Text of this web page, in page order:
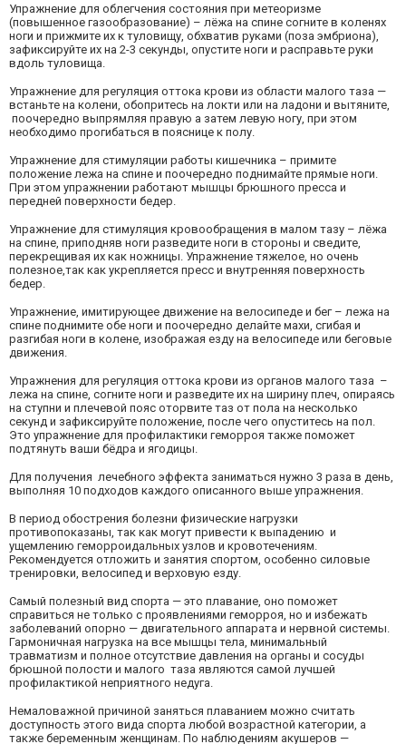
Упражнение для облегчения состояния при метеоризме
(повышенное газообразование) – лёжа на спине согните в коленях
ноги и прижмите их к туловищу, обхватив руками (поза эмбриона),
зафиксируйте их на 2-3 секунды, опустите ноги и расправьте руки
вдоль туловища.
Упражнение для регуляция оттока крови из области малого таза —
встаньте на колени, обопритесь на локти или на ладони и вытяните,
поочередно выпрямляя правую а затем левую ногу, при этом
необходимо прогибаться в пояснице к полу.
Упражнение для стимуляции работы кишечника – примите
положение лежа на спине и поочередно поднимайте прямые ноги.
При этом упражнении работают мышцы брюшного пресса и
передней поверхности бедер.
Упражнение для стимуляция кровообращения в малом тазу – лёжа
на спине, приподняв ноги разведите ноги в стороны и сведите,
перекрещивая их как ножницы. Упражнение тяжелое, но очень
полезное,так как укрепляется пресс и внутренняя поверхность
бедер.
Упражнение, имитирующее движение на велосипеде и бег – лежа на
спине поднимите обе ноги и поочередно делайте махи, сгибая и
разгибая ноги в колене, изображая езду на велосипеде или беговые
движения.
Упражнения для регуляция оттока крови из органов малого таза –
лежа на спине, согните ноги и разведите их на ширину плеч, опираясь
на ступни и плечевой пояс оторвите таз от пола на несколько
секунд и зафиксируйте положение, после чего опуститесь на пол.
Это упражнение для профилактики геморроя также поможет
подтянуть ваши бёдра и ягодицы.
Для получения лечебного эффекта заниматься нужно 3 раза в день,
выполняя 10 подходов каждого описанного выше упражнения.
В период обострения болезни физические нагрузки
противопоказаны, так как могут привести к выпадению и
ущемлению геморроидальных узлов и кровотечениям.
Рекомендуется отложить и занятия спортом, особенно силовые
тренировки, велосипед и верховую езду.
Самый полезный вид спорта — это плавание, оно поможет
справиться не только с проявлениями геморроя, но и избежать
заболеваний опорно — двигательного аппарата и нервной системы.
Гармоничная нагрузка на все мышцы тела, минимальный
травматизм и полное отсутствие давления на органы и сосуды
брюшной полости и малого таза являются самой лучшей
профилактикой неприятного недуга.
Немаловажной причиной заняться плаванием можно считать
доступность этого вида спорта любой возрастной категории, а
также беременным женщинам. По наблюдениям акушеров —